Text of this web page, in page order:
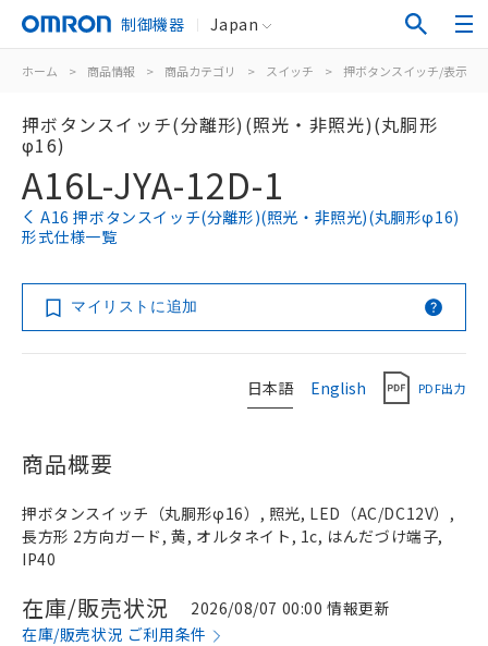
制御機器 Japan
ホーム > 商品情報 > 商品カテゴリ > スイッチ > 押ボタンスイッチ/表示灯
押ボタンスイッチ(分離形)(照光・非照光)(丸胴形
φ16)
A16L-JYA-12D-1
A16 押ボタンスイッチ(分離形)(照光・非照光)(丸胴形φ16)
形式仕様一覧
マイリストに追加
日本語 English PDF出力
商品概要
押ボタンスイッチ（丸胴形φ16）, 照光, LED（AC/DC12V）,
長方形 2方向ガード, 黄, オルタネイト, 1c, はんだづけ端子,
IP40
在庫/販売状況
2026/08/07 00:00 情報更新
在庫/販売状況 ご利用条件